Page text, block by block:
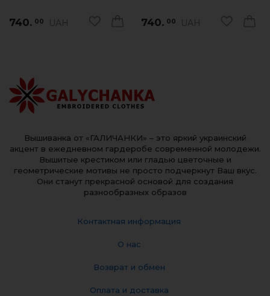
740. 00 UAH 740. 00 UAH
Вышиванка от «ГАЛИЧАНКИ» – это яркий украинский
акцент в ежедневном гардеробе современной молодежи.
Вышитые крестиком или гладью цветочные и
геометрические мотивы не просто подчеркнут Ваш вкус.
Они станут прекрасной основой для создания
разнообразных образов
Контактная информация
О нас
Возврат и обмен
Оплата и доставка